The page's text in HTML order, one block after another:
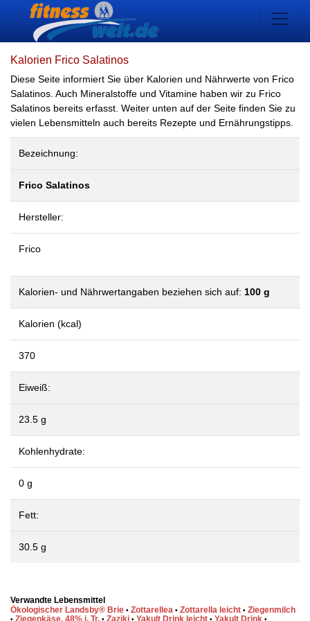
Kalorien Frico Salatinos
Diese Seite informiert Sie über Kalorien und Nährwerte von Frico
Salatinos. Auch Mineralstoffe und Vitamine haben wir zu Frico
Salatinos bereits erfasst. Weiter unten auf der Seite finden Sie zu
vielen Lebensmitteln auch bereits Rezepte und Ernährungstipps.
Bezeichnung:
Frico Salatinos
Hersteller:
Frico
Kalorien- und Nährwertangaben beziehen sich auf: 100 g
Kalorien (kcal)
370
Eiweiß:
23.5 g
Kohlenhydrate:
0 g
Fett:
30.5 g
Verwandte Lebensmittel
Ökologischer Landsby® Brie • Zottarellea • Zottarella leicht • Ziegenmilch
• Ziegenkäse, 48% i. Tr. • Zaziki • Yakult Drink leicht • Yakult Drink •